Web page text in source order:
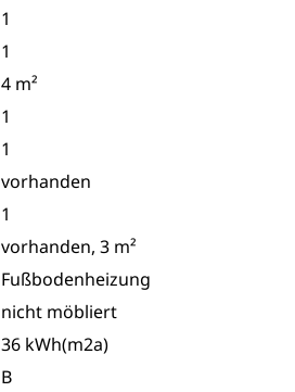
1
1
4 m²
1
1
vorhanden
1
vorhanden, 3 m²
Fußbodenheizung
nicht möbliert
36 kWh(m2a)
B